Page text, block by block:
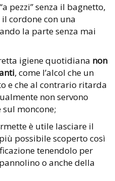
pezzi” senza il bagnetto,
cordone con una
la parte senza mai
igiene quotidiana non
, come l’alcol che un
e che al contrario ritarda
non servono
sul moncone;
è utile lasciare il
possibile scoperto così
tenendolo per
o anche della